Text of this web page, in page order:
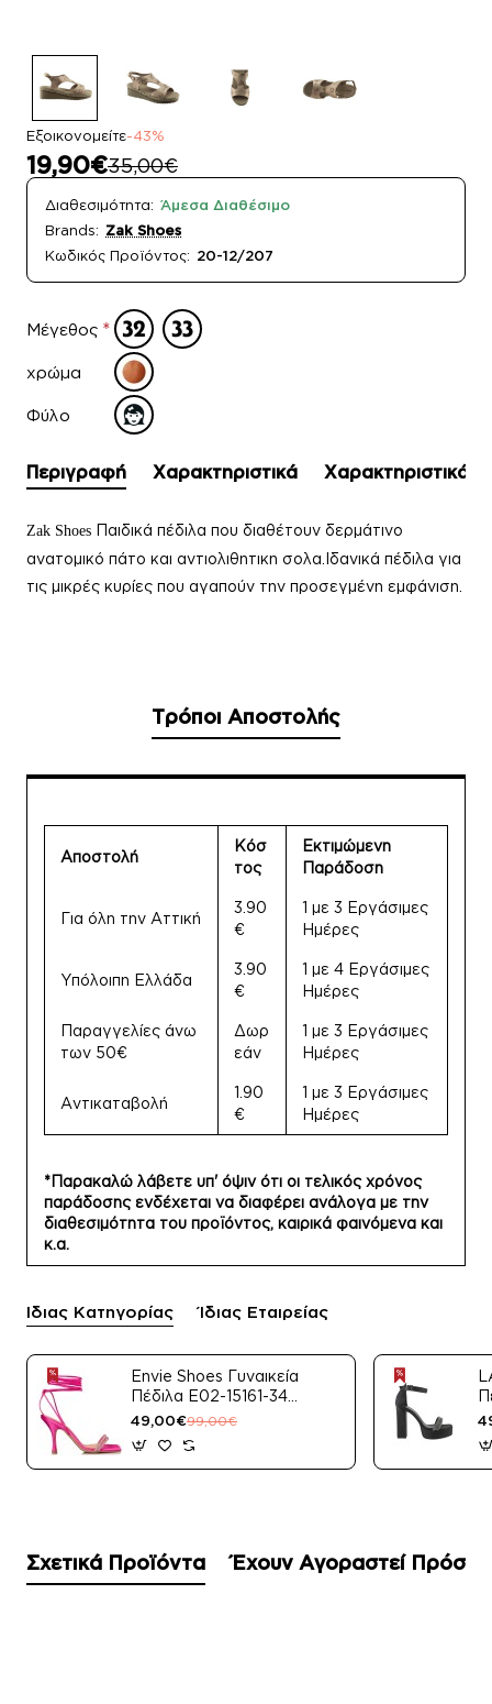
Εξοικονομείτε-43%
19,90€35,00€
Διαθεσιμότητα: Άμεσα Διαθέσιμο
Brands: Zak Shoes
Κωδικός Προϊόντος: 20-12/207
Μέγεθος
χρώμα
Φύλο
Περιγραφή Χαρακτηριστικά Χαρακτηριστικά
Zak Shoes Παιδικά πέδιλα που διαθέτουν δερμάτινο
ανατομικό πάτο και αντιολιθητικη σολα. Ιδανικά πέδιλα για
τις μικρές κυρίες που αγαπούν την προσεγμένη εμφάνιση.
Τρόποι Αποστολής
Αποστολή
Κόσ
τος
Εκτιμώμενη
Παράδοση
Για όλη την Αττική
3.90
€
1 με 3 Εργάσιμες
Ημέρες
Υπόλοιπη Ελλάδα
3.90
€
1 με 4 Εργάσιμες
Ημέρες
Παραγγελίες άνω
των 50€
Δωρ
εάν
1 με 3 Εργάσιμες
Ημέρες
Αντικαταβολή
1.90
€
1 με 3 Εργάσιμες
Ημέρες
*Παρακαλώ λάβετε υπ' όψιν ότι οι τελικός χρόνος
παράδοσης ενδέχεται να διαφέρει ανάλογα με την
διαθεσιμότητα του προϊόντος, καιρικά φαινόμενα και
κ.α.
Ίδιας Κατηγορίας Ίδιας Εταιρείας
Envie Shoes Γυναικεία
Πέδιλα E02-15161-34
Μαύρο Satin
49,00€99,00€
Σχετικά Προϊόντα Έχουν Αγοραστεί